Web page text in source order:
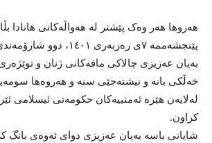
هەروها هەر وەک پێشتر لە هەواڵەکانی هانادا
پێنجشەممە ٧ی رەزبەری ١٤٠١،
بەیان عەزیزی چالاکی مافەکانی ژنان و
خەڵکی بانە و نیشتەجێی سنە و هەروەها
لەلایەن هێزە ئەمنییەکان حکومەتی ئیسلامی
کراون.
شایانی باسە بەیان عەزیزی دوای ئەوەی بانگ